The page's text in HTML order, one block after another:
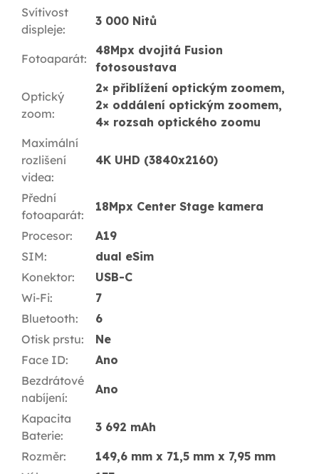
Svítivost
displeje:
3 000 Nitů
Fotoaparát:
48Mpx dvojitá Fusion
fotosoustava
Optický
zoom:
2× přiblížení optickým zoomem,
2× oddálení optickým zoomem,
4× rozsah optického zoomu
Maximální
rozlišení
videa:
4K UHD (3840x2160)
Přední
fotoaparát:
18Mpx Center Stage kamera
Procesor:
A19
SIM:
dual eSim
Konektor:
USB-C
Wi-Fi:
7
Bluetooth:
6
Otisk prstu:
Ne
Face ID:
Ano
Bezdrátové
nabíjení:
Ano
Kapacita
Baterie:
3 692 mAh
Rozměr:
149,6 mm x 71,5 mm x 7,95 mm